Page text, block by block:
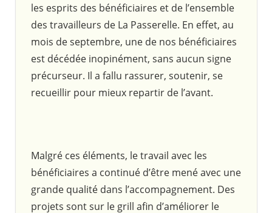
les esprits des bénéficiaires et de l’ensemble
des travailleurs de La Passerelle. En effet, au
mois de septembre, une de nos bénéficiaires
est décédée inopinément, sans aucun signe
précurseur. Il a fallu rassurer, soutenir, se
recueillir pour mieux repartir de l’avant.
Malgré ces éléments, le travail avec les
bénéficiaires a continué d’être mené avec une
grande qualité dans l’accompagnement. Des
projets sont sur le grill afin d’améliorer le